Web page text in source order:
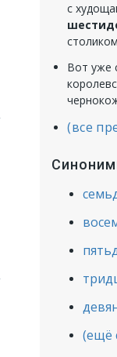
с
Вот уже
(все
(ещё